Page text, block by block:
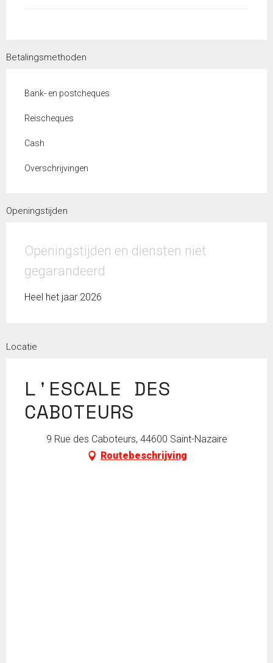
Betalingsmethoden
Bank- en postcheques
Reischeques
Cash
Overschrijvingen
Openingstijden
Openingstijden en diensten niet
gegarandeerd
Heel het jaar 2026
Locatie
L'ESCALE DES
CABOTEURS
9 Rue des Caboteurs, 44600 Saint-Nazaire
Routebeschrijving